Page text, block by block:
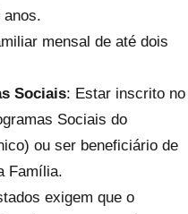
anos.
mensal de até dois
Sociais: Estar inscrito no
Sociais do
ou ser beneficiário de
Família.
exigem que o